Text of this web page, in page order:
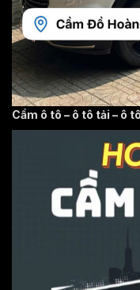
Cầm ô tô – ô tô tải – ô